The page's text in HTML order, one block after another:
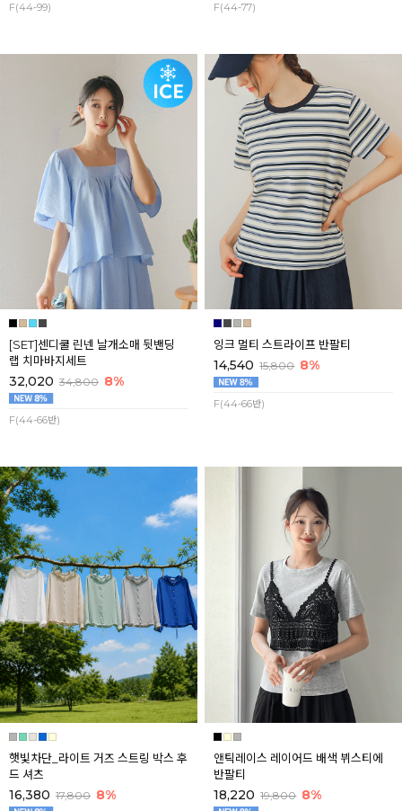
F(44-99) F(44-77)
[SET]센디쿨 린넨 날개소매 뒷밴딩
랩 치마바지세트
32,020 34,800 8%
F(44-66반)
잉크 멀티 스트라이프 반팔티
14,540 15,800 8%
F(44-66반)
햇빛차단_라이트 거즈 스트링 박스 후
드 셔츠
16,380 17,800 8%
앤틱레이스 레이어드 배색 뷔스티에
반팔티
18,220 19,800 8%